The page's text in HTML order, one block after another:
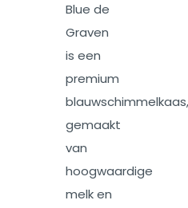
Blue de
Graven
is een
premium
blauwschimmelkaas,
gemaakt
van
hoogwaardige
melk en